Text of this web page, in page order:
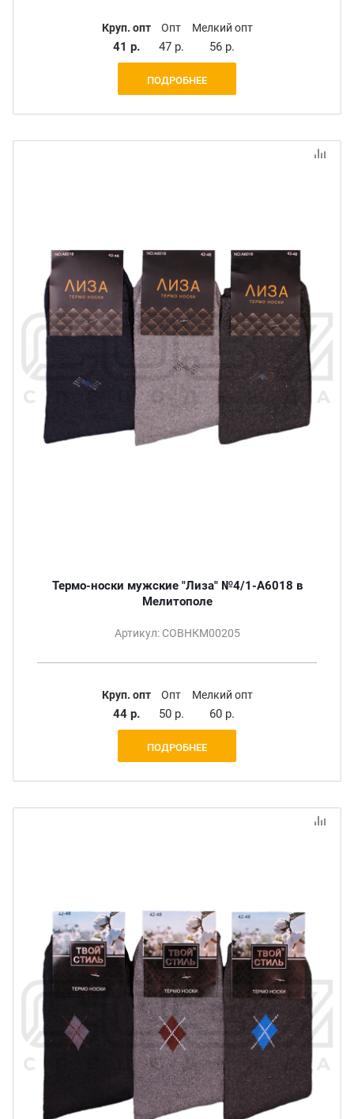
Круп. опт
41 р.
Опт
47 р.
Мелкий опт
56 р.
ПОДРОБНЕЕ
Термо-носки мужские "Лиза" №4/1-A6018 в
Мелитополе
Артикул: СОВНКМ00205
Круп. опт
44 р.
Опт
50 р.
Мелкий опт
60 р.
ПОДРОБНЕЕ